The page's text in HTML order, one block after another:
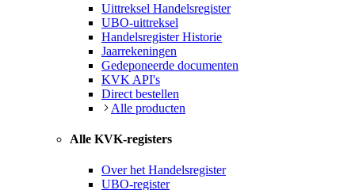
Uittreksel Handelsregister
UBO-uittreksel
Handelsregister Historie
Jaarrekeningen
Gedeponeerde documenten
KVK API's
Direct bestellen
Alle producten
Alle KVK-registers
Over het Handelsregister
UBO-register